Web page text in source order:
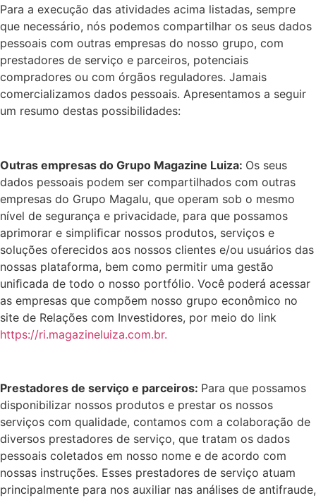
Para a execução das atividades acima listadas, sempre
que necessário, nós podemos compartilhar os seus dados
pessoais com outras empresas do nosso grupo, com
prestadores de serviço e parceiros, potenciais
compradores ou com órgãos reguladores. Jamais
comercializamos dados pessoais. Apresentamos a seguir
um resumo destas possibilidades:
Outras empresas do Grupo Magazine Luiza: Os seus
dados pessoais podem ser compartilhados com outras
empresas do Grupo Magalu, que operam sob o mesmo
nível de segurança e privacidade, para que possamos
aprimorar e simpliﬁcar nossos produtos, serviços e
soluções oferecidos aos nossos clientes e/ou usuários das
nossas plataforma, bem como permitir uma gestão
uniﬁcada de todo o nosso portfólio. Você poderá acessar
as empresas que compõem nosso grupo econômico no
site de Relações com Investidores, por meio do link
https://ri.magazineluiza.com.br.
Prestadores de serviço e parceiros: Para que possamos
disponibilizar nossos produtos e prestar os nossos
serviços com qualidade, contamos com a colaboração de
diversos prestadores de serviço, que tratam os dados
pessoais coletados em nosso nome e de acordo com
nossas instruções. Esses prestadores de serviço atuam
principalmente para nos auxiliar nas análises de antifraude,